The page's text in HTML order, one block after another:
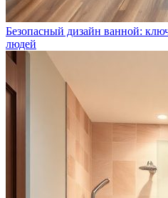
Безопасный дизайн ванной:
людей